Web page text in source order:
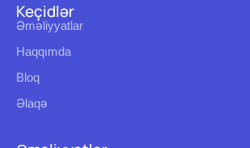
Keçidlər
Əməliyyatlar
Haqqımda
Bloq
Əlaqə